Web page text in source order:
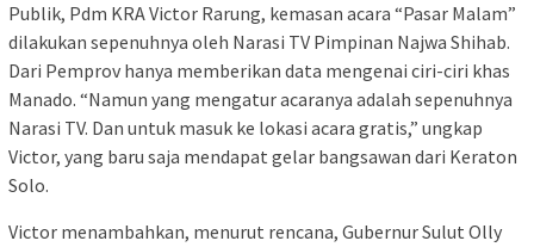
Publik, Pdm KRA Victor Rarung, kemasan acara “Pasar Malam”
dilakukan sepenuhnya oleh Narasi TV Pimpinan Najwa Shihab.
Dari Pemprov hanya memberikan data mengenai ciri-ciri khas
Manado. “Namun yang mengatur acaranya adalah sepenuhnya
Narasi TV. Dan untuk masuk ke lokasi acara gratis,” ungkap
Victor, yang baru saja mendapat gelar bangsawan dari Keraton
Solo.
Victor menambahkan, menurut rencana, Gubernur Sulut Olly